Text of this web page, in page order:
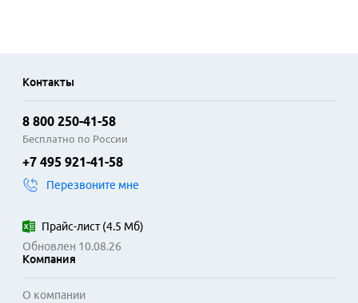
аккуратного подключения в телекоммуникационных
стойках, серверных шкафах и рабочих местах. Короткий
шнур исключает излишки проводов, поддерживая порядок
в кабельной системе. Коннекторы RJ-45 с позолоченными
контактами обеспечивают надежное соединение и
соответствуют стандарту передачи данных Ethernet,
Область применения включает подключение
компьютеров, сетевых принтеров, IP-телефонии и другого
розеткам. Экранированная версия часто используется в
Контакты
8 800 250-41-58
Бесплатно по России
+7 495 921-41-58
Перезвоните мне
Прайс-лист(4.5 Мб)
Обновлен 10.08.26
Компания
О компании